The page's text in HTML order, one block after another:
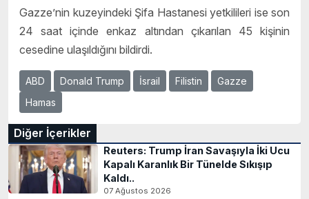
Gazze’nin kuzeyindeki Şifa Hastanesi yetkilileri ise son
24 saat içinde enkaz altından çıkarılan 45 kişinin
cesedine ulaşıldığını bildirdi.
ABD Donald Trump İsrail Filistin
Gazze
Hamas
Diğer İçerikler
Reuters: Trump İran Savaşıyla İki Ucu
Kapalı Karanlık Bir Tünelde Sıkışıp
Kaldı..
07 Ağustos 2026